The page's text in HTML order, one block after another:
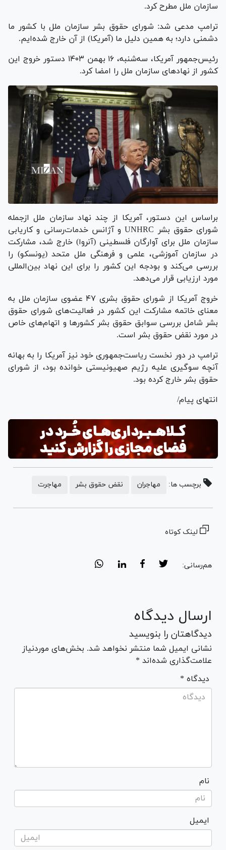
سازمان ملل مطرح کرد.
ترامپ مدعی شد: شورای حقوق بشر سازمان ملل با کشور ما
دشمنی دارد؛ به همین دلیل ما (آمریکا) از آن خارج شده‌ایم.
رئیس‌جمهور آمریکا، سه‌شنبه، ۱۶ بهمن ۱۴۰۳ دستور خروج این
کشور از نهاد‌های سازمان ملل را امضا کرد.
براساس این دستور، آمریکا از چند نهاد سازمان ملل ازجمله
شورای حقوق بشر UNHRC و آژانس خدمات‌رسانی و کاریابی
سازمان ملل برای آوارگان فلسطینی (آنروا) خارج شد، مشارکت
در سازمان آموزشی، علمی و فرهنگی ملل متحد (یونسکو) را
بررسی می‌کند و بودجه این کشور را برای این نهاد بین‌المللی
مورد ارزیابی قرار می‌دهد.
خروج آمریکا از شورای حقوق بشری ۴۷ عضوی سازمان ملل به
معنای خاتمه مشارکت این کشور در فعالیت‌های شورای حقوق
بشر شامل بررسی سوابق حقوق بشر کشور‌ها و اتهام‌های خاص
در مورد نقض حقوق بشر است.
ترامپ در دور نخست ریاست‌جمهوری خود نیز آمریکا را به بهانه
آنچه سوگیری علیه رژیم صهیونیستی خوانده بود، از شورای
حقوق بشر خارج کرده بود.
انتهای پیام/
برچسب ها: مهاجران نقض حقوق بشر مهاجرت
لینک کوتاه
هم‌رسانی:
ارسال دیدگاه
دیدگاهتان را بنویسید
نشانی ایمیل شما منتشر نخواهد شد. بخش‌های موردنیاز
علامت‌گذاری شده‌اند *
* دیدگاه
نام
ایمیل